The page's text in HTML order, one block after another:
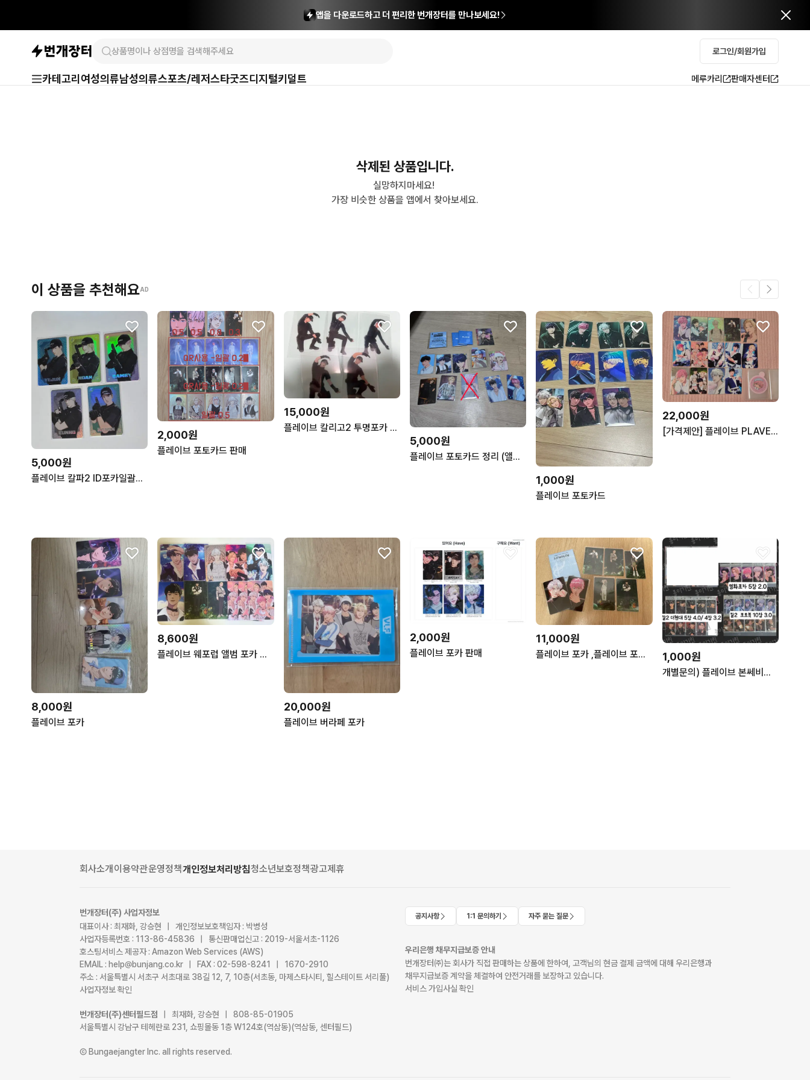
앱을 다운로드하고 더 편리한 번개장터를 만나보세요!
로그인/회원가입
카테고리 여성의류남성의류스포츠/레저스타굿즈디지털키덜트 메루카리 판매자센터
삭제된 상품입니다.
실망하지마세요!
가장 비슷한 상품을 앱에서 찾아보세요.
이 상품을 추천해요AD
5,000원
플레이브 칼파2 ID포카일괄판매
2,000원
플레이브 포토카드 판매
15,000원
플레이브 칼리고2 투명포카 드볼
5,000원
플레이브 포토카드 정리 (앨포 및 은호 미공포 다수)
1,000원
플레이브 포토카드
22,000원
[가격제안] 플레이브 PLAVE 여섯번째여름 웨포럽 포토카드 포카 일괄
8,000원
플레이브 포카
8,600원
플레이브 웨포럽 앨범 포카 일괄
20,000원
플레이브 버라페 포카
2,000원
플레이브 포카 판매
11,000원
플레이브 포카 ,플레이브 포카 팩 (미개봉) 일괄 1,000원
개별문의) 플레이브 본쎄비지(칼리고2) 포카 101장
회사소개이용약관운영정책개인정보처리방침청소년보호정책광고제휴
번개장터(주) 사업자정보
대표이사 : 최재화, 강승현 | 개인정보보호책임자 : 박병성
사업자등록번호 : 113-86-45836 | 통신판매업신고 : 2019-서울서초-1126
호스팅서비스 제공자 : Amazon Web Services (AWS)
EMAIL : help@bunjang.co.kr | FAX : 02-598-8241 | 1670-2910
주소 : 서울특별시 서초구 서초대로 38길 12, 7, 10층(서초동, 마제스타시티, 힐스테이트 서리풀)
사업자정보 확인
번개장터(주)센터필드점
| 최재화, 강승현 | 808-85-01905
서울특별시 강남구 테헤란로 231, 쇼핑몰동 1층 W124호(역삼동)(역삼동, 센터필드)
Ⓒ Bungaejangter Inc. all rights reserved.
공지사항 1:1 문의하기 자주 묻는 질문
우리은행 채무지급보증 안내
번개장터㈜는 회사가 직접 판매하는 상품에 한하여, 고객님의 현금 결제 금액에 대해 우리은행과
채무지급보증 계약을 체결하여 안전거래를 보장하고 있습니다.
서비스 가입사실 확인